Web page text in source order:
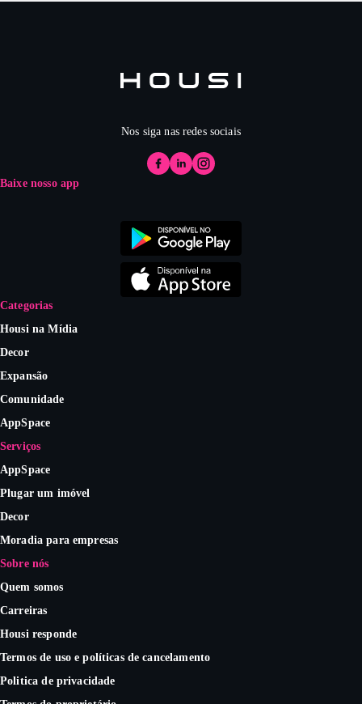
Nos siga nas redes sociais
Baixe nosso app
Categorias
Housi na Mídia
Decor
Expansão
Comunidade
AppSpace
Serviços
AppSpace
Plugar um imóvel
Decor
Moradia para empresas
Sobre nós
Quem somos
Carreiras
Housi responde
Termos de uso e políticas de cancelamento
Politica de privacidade